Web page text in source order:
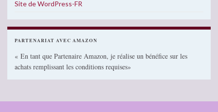
Site de WordPress-FR
PARTENARIAT AVEC AMAZON
« En tant que Partenaire Amazon, je réalise un bénéfice sur les
achats remplissant les conditions requises»